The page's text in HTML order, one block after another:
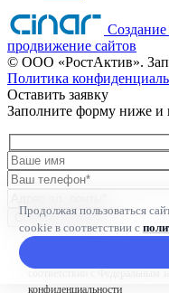
Создание
продвижение сайтов
© ООО «РостАктив».
Политика
Оставить заявку
Заполните форму ниже
Оставить заявку
Нажимая кнопку, я даю
конфиденциальности
Продолжая пользоваться
cookie в соответствии с